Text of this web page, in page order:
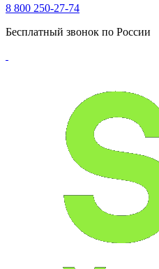
8 800 250-27-74
Бесплатный звонок по России